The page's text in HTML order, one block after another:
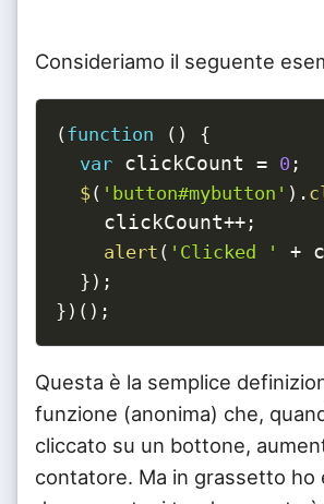
Consideriamo il seguente
(function ( )
{
var clickCount = 0 ;
$( 'button#mybutton' ) .
    clickCount
++ ;
alert ( 'Clicked ' +
} ) ;
} ) ( ) ;
Questa è la semplice
funzione (anonima) che,
cliccato su un bottone,
contatore. Ma in grassetto ho